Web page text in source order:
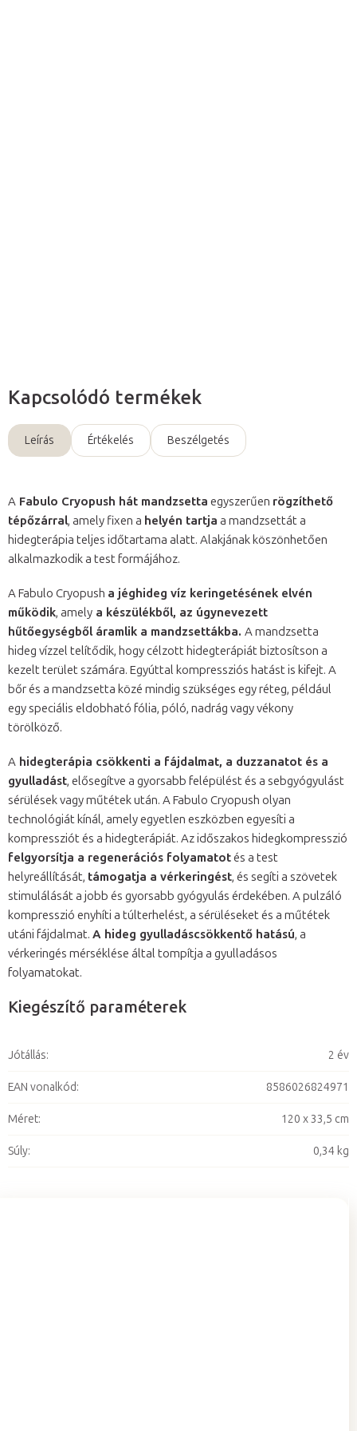
Kapcsolódó termékek
Leírás Értékelés Beszélgetés
A Fabulo Cryopush hát mandzsetta egyszerűen rögzíthető
tépőzárral, amely fixen a helyén tartja a mandzsettát a
hidegterápia teljes időtartama alatt. Alakjának köszönhetően
alkalmazkodik a test formájához.
A Fabulo Cryopush a jéghideg víz keringetésének elvén
működik, amely a készülékből, az úgynevezett
hűtőegységből áramlik a mandzsettákba. A mandzsetta
hideg vízzel telítődik, hogy célzott hidegterápiát biztosítson a
kezelt terület számára. Egyúttal kompressziós hatást is kifejt. A
bőr és a mandzsetta közé mindig szükséges egy réteg, például
egy speciális eldobható fólia, póló, nadrág vagy vékony
törölköző.
A hidegterápia csökkenti a fájdalmat, a duzzanatot és a
gyulladást, elősegítve a gyorsabb felépülést és a sebgyógyulást
sérülések vagy műtétek után. A Fabulo Cryopush olyan
technológiát kínál, amely egyetlen eszközben egyesíti a
kompressziót és a hidegterápiát. Az időszakos hidegkompresszió
felgyorsítja a regenerációs folyamatotés a test
helyreállítását, támogatja a vérkeringést, és segíti a szövetek
stimulálását a jobb és gyorsabb gyógyulás érdekében. A pulzáló
kompresszió enyhíti a túlterhelést, a sérüléseket és a műtétek
utáni fájdalmat. A hideg gyulladáscsökkentő hatású, a
vérkeringés mérséklése által tompítja a gyulladásos
folyamatokat.
Kiegészítő paraméterek
Jótállás: 2 év
EAN vonalkód: 8586026824971
Méret: 120 x 33,5 cm
Súly: 0,34 kg